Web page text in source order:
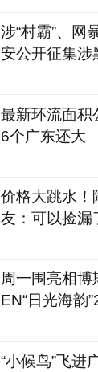
涉“村霸”、网
安公开征集涉
最新环流面积
6个广东还大
价格大跳水！
友：可以捡漏
周一围亮相
EN“日光海韵
“小候鸟”飞进